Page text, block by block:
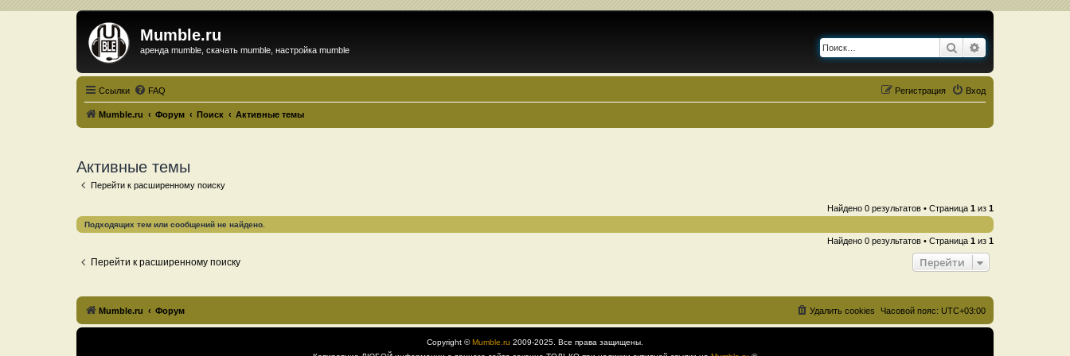
Mumble.ru
аренда mumble, скачать mumble, настройка mumble Поиск
Ссылки FAQ Вход
Регистрация
Mumble.ru Форум Поиск Активные темы
Активные темы
Перейти к расширенному поиску
Найдено 0 результатов • Страница 1 из 1
Подходящих тем или сообщений не найдено.
Найдено 0 результатов • Страница 1 из 1
Перейти к расширенному поиску Перейти
Mumble.ru Форум Часовой пояс: UTC+03:00
Удалить cookies
Copyright ©Mumble.ru 2009-2025. Все права защищены.